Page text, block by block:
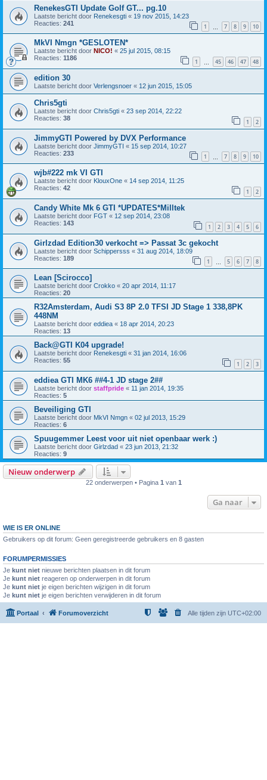
RenekesGTI Update Golf GT... pg.10
Laatste bericht door Renekesgti « 19 nov 2015, 14:23
Reacties: 241 1 7 8 9 10
MkVI Nmgn *GESLOTEN*
Laatste bericht door NICO! « 25 jul 2015, 08:15
Reacties: 1186 1 45 46 47 48
edition 30
Laatste bericht door Verlengsnoer « 12 jun 2015, 15:05
Chris5gti
Laatste bericht door Chris5gti « 23 sep 2014, 22:22
Reacties: 38 1 2
JimmyGTI Powered by DVX Performance
Laatste bericht door JimmyGTI « 15 sep 2014, 10:27
Reacties: 233 1 7 8 9 10
wjb#222 mk VI GTI
Laatste bericht door KlouxOne « 14 sep 2014, 11:25
Reacties: 42 1 2
Candy White Mk 6 GTI *UPDATES*Milltek
Laatste bericht door FGT « 12 sep 2014, 23:08
Reacties: 143 1 2 3 4 5 6
Girlzdad Edition30 verkocht => Passat 3c gekocht
Laatste bericht door Schippersss « 31 aug 2014, 18:09
Reacties: 189 1 5 6 7 8
Lean [Scirocco]
Laatste bericht door Crokko « 20 apr 2014, 11:17
Reacties: 20
R32Amsterdam, Audi S3 8P 2.0 TFSI JD Stage 1 338,8PK
448NM
Laatste bericht door eddiea « 18 apr 2014, 20:23
Reacties: 13
Back@GTI K04 upgrade!
Laatste bericht door Renekesgti « 31 jan 2014, 16:06
Reacties: 55 1 2 3
eddiea GTI MK6 ##4-1 JD stage 2##
Laatste bericht door staffpride « 11 jan 2014, 19:35
Reacties: 5
Beveiliging GTI
Laatste bericht door MkVI Nmgn « 02 jul 2013, 15:29
Reacties: 6
Spuugemmer Leest voor uit niet openbaar werk :)
Laatste bericht door Girlzdad « 23 jun 2013, 21:32
Reacties: 9
Nieuw onderwerp
22 onderwerpen • Pagina 1 van 1
Ga naar
WIE IS ER ONLINE
Gebruikers op dit forum: Geen geregistreerde gebruikers en 8 gasten
FORUMPERMISSIES
Je kunt niet nieuwe berichten plaatsen in dit forum
Je kunt niet reageren op onderwerpen in dit forum
Je kunt niet je eigen berichten wijzigen in dit forum
Je kunt niet je eigen berichten verwijderen in dit forum
Portaal Forumoverzicht Alle tijden zijn UTC+02:00